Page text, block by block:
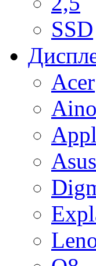
SSD
Acer
Asus